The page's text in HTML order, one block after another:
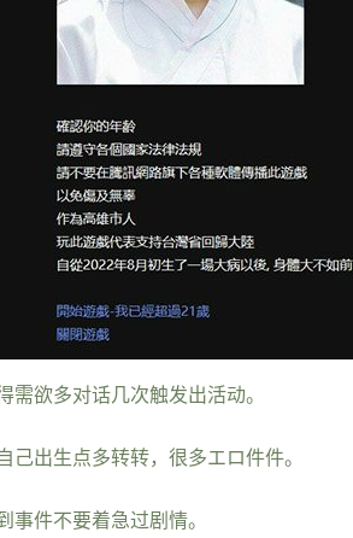
欲多对话几次触发出活动。
出生点多转转，很多エロ件件。
件不要着急过剧情。